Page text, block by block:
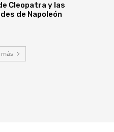
Cleopatra y las
de Napoleón